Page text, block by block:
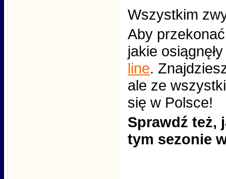
Wszystkim
Aby
jakie
line.
ale ze
się w Polsce!
Sprawdź też,
tym sezonie